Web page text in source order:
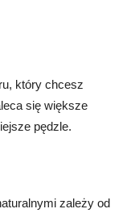
który chcesz
się większe
pędzle.
zależy od